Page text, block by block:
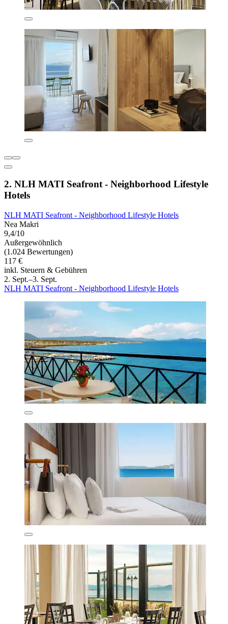
2. NLH MATI Seafront - Neighborhood Lifestyle
Hotels
NLH MATI Seafront - Neighborhood Lifestyle Hotels
Nea Makri
9,4/10
Außergewöhnlich
(1.024 Bewertungen)
117 €
inkl. Steuern & Gebühren
2. Sept.–3. Sept.
NLH MATI Seafront - Neighborhood Lifestyle Hotels